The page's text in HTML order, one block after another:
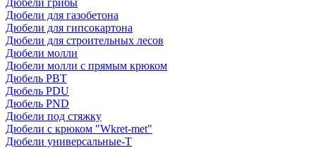
Дюбели грибы
Дюбели для газобетона
Дюбели для гипсокартона
Дюбели для строительных лесов
Дюбели молли
Дюбели молли с прямым крюком
Дюбель PBT
Дюбель PDU
Дюбель PND
Дюбели под стяжку
Дюбели с крюком "Wkret-met"
Дюбели универсальные-Т